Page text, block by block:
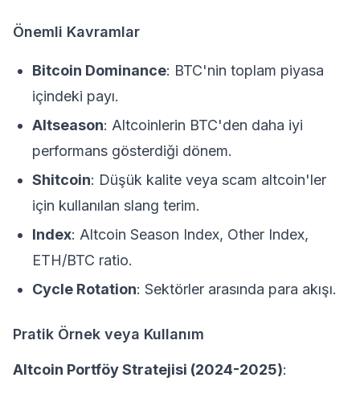
Önemli Kavramlar
Bitcoin Dominance: BTC'nin toplam piyasa
içindeki payı.
Altseason: Altcoinlerin BTC'den daha iyi
performans gösterdiği dönem.
Shitcoin: Düşük kalite veya scam altcoin'ler
için kullanılan slang terim.
Index: Altcoin Season Index, Other Index,
ETH/BTC ratio.
Cycle Rotation: Sektörler arasında para akışı.
Pratik Örnek veya Kullanım
Altcoin Portföy Stratejisi (2024-2025):